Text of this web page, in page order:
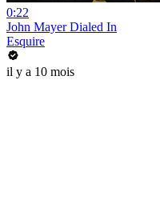
0:22
John Mayer Dialed In
Esquire
il y a 10 mois